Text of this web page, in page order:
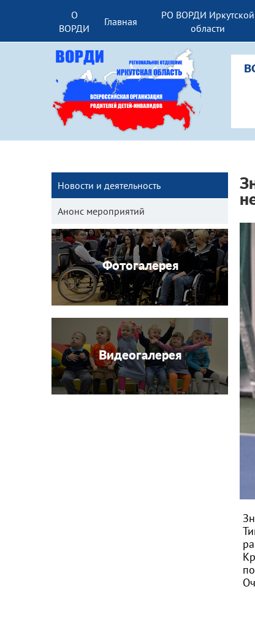
О
ВОРДИ
Главная
РО ВОРДИ Иркутской
области
Новости и деятельность
Анонс мероприятий
Фотогалерея
Видеогалерея